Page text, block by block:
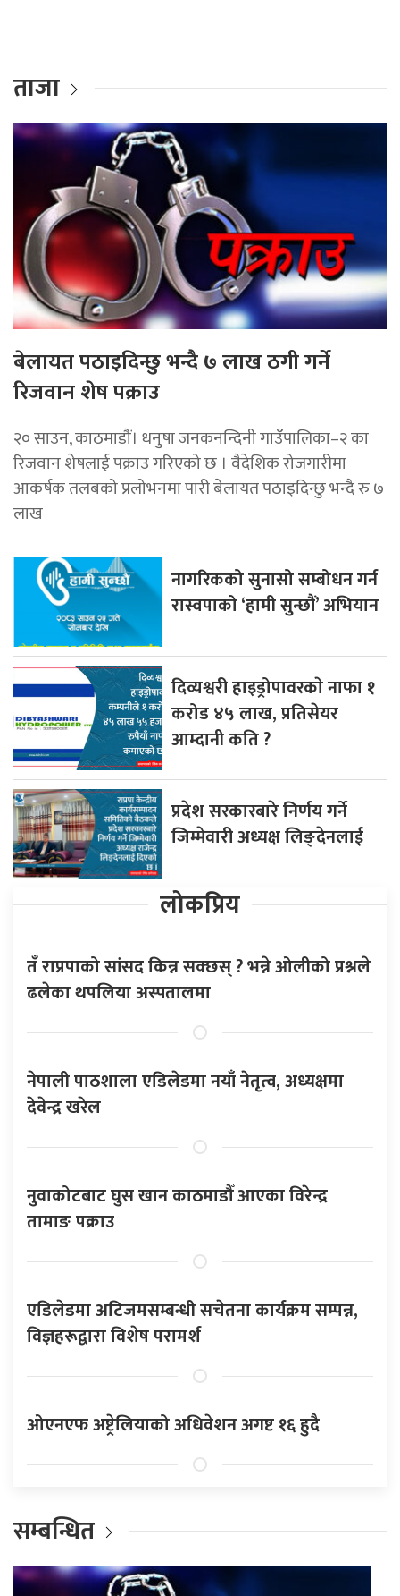
ताजा
बेलायत पठाइदिन्छु भन्दै ७ लाख ठगी गर्ने
रिजवान शेष पक्राउ
२० साउन, काठमाडौं। धनुषा जनकनन्दिनी गाउँपालिका–२ का
रिजवान शेषलाई पक्राउ गरिएको छ । वैदेशिक रोजगारीमा
आकर्षक तलबको प्रलोभनमा पारी बेलायत पठाइदिन्छु भन्दै रु ७
लाख
नागरिकको सुनासो सम्बोधन गर्न
रास्वपाको ‘हामी सुन्छौं’ अभियान
दिव्यश्वरी हाइड्रोपावरकाे नाफा १
करोड ४५ लाख, प्रतिसेयर
आम्दानी कति ?
प्रदेश सरकारबारे निर्णय गर्ने
जिम्मेवारी अध्यक्ष लिङ्देनलाई
लोकप्रिय
तँ राप्रपाको सांसद किन्न सक्छस् ? भन्ने ओलीको प्रश्नले
ढलेका थपलिया अस्पतालमा
नेपाली पाठशाला एडिलेडमा नयाँ नेतृत्व, अध्यक्षमा
देवेन्द्र खरेल
नुवाकोटबाट घुस खान काठमाडौँ आएका विरेन्द्र
तामाङ पक्राउ
एडिलेडमा अटिजमसम्बन्धी सचेतना कार्यक्रम सम्पन्न,
विज्ञहरूद्वारा विशेष परामर्श
ओएनएफ अष्ट्रेलियाको अधिवेशन अगष्ट १६ हुदै
सम्बन्धित